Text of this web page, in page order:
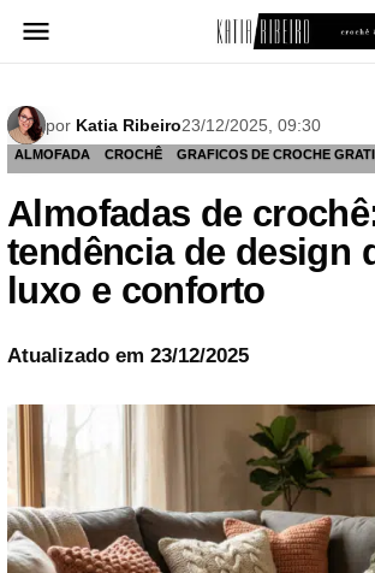
para
por Katia Ribeiro23/12/2025, 09:30
ALMOFADA CROCHÊ GRAFICOS DE CROCHE
Almofadas de
tendência de design
luxo e conforto
Atualizado em 23/12/2025